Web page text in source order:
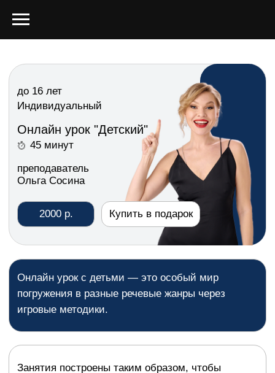
45 минут
Онлайн урок "Детский"
Онлайн урок с детьми — это особый мир
погружения в разные речевые жанры через
игровые методики.
Занятия построены таким образом, чтобы
ребёнок не уставал и постоянно переключал
внимание на новую задачу. формируется
умение работать экспромтом и чувствовать
темпо-ритм в речи.
до 16 лет
Этот урок включает
45 минут онлайн-занятий через ZOOM
Ольга Сосина